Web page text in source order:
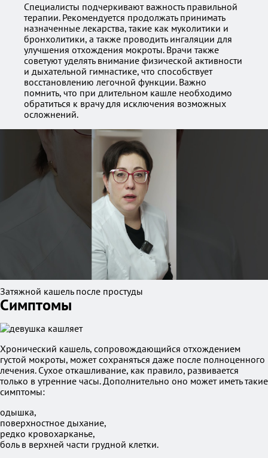
Специалисты подчеркивают важность правильной
терапии. Рекомендуется продолжать принимать
назначенные лекарства, такие как муколитики и
бронхолитики, а также проводить ингаляции для
улучшения отхождения мокроты. Врачи также
советуют уделять внимание физической активности
и дыхательной гимнастике, что способствует
восстановлению легочной функции. Важно
помнить, что при длительном кашле необходимо
обратиться к врачу для исключения возможных
осложнений.
Затяжной кашель после простуды
Симптомы
Хронический кашель, сопровождающийся отхождением
густой мокроты, может сохраняться даже после полноценного
лечения. Сухое откашливание, как правило, развивается
только в утренние часы. Дополнительно оно может иметь такие
симптомы:
одышка,
поверхностное дыхание,
редко кровохарканье,
боль в верхней части грудной клетки.